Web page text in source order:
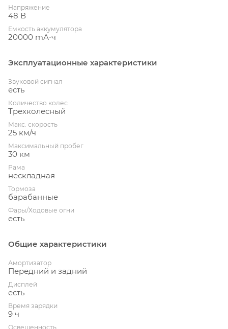
Напряжение
48 В
Емкость аккумулятора
20000 mА⋅ч
Эксплуатационные характеристики
Звуковой сигнал
есть
Количество колес
Трехколесный
Макс. скорость
25 км/ч
Максимальный пробег
30 км
Рама
нескладная
Тормоза
барабанные
Фары/Ходовые огни
есть
Общие характеристики
Амортизатор
Передний и задний
Дисплей
есть
Время зарядки
9 ч
Освещенность